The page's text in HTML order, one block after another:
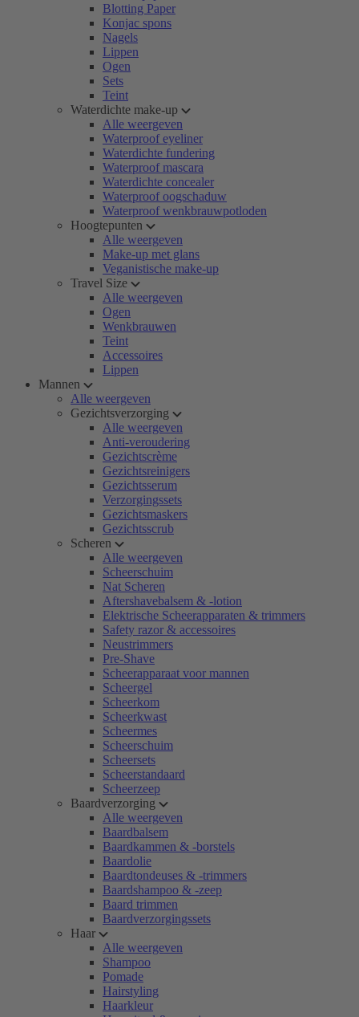
Blotting Paper
Konjac spons
Nagels
Lippen
Ogen
Sets
Teint
Waterdichte make-up
Alle weergeven
Waterproof eyeliner
Waterdichte fundering
Waterproof mascara
Waterdichte concealer
Waterproof oogschaduw
Waterproof wenkbrauwpotloden
Hoogtepunten
Alle weergeven
Make-up met glans
Veganistische make-up
Travel Size
Alle weergeven
Ogen
Wenkbrauwen
Teint
Accessoires
Lippen
Mannen
Alle weergeven
Gezichtsverzorging
Alle weergeven
Anti-veroudering
Gezichtscrème
Gezichtsreinigers
Gezichtsserum
Verzorgingssets
Gezichtsmaskers
Gezichtsscrub
Scheren
Alle weergeven
Scheerschuim
Nat Scheren
Aftershavebalsem & -lotion
Elektrische Scheerapparaten & trimmers
Safety razor & accessoires
Neustrimmers
Pre-Shave
Scheerapparaat voor mannen
Scheergel
Scheerkom
Scheerkwast
Scheermes
Scheerschuim
Scheersets
Scheerstandaard
Scheerzeep
Baardverzorging
Alle weergeven
Baardbalsem
Baardkammen & -borstels
Baardolie
Baardtondeuses & -trimmers
Baardshampoo & -zeep
Baard trimmen
Baardverzorgingssets
Haar
Alle weergeven
Shampoo
Pomade
Hairstyling
Haarkleur